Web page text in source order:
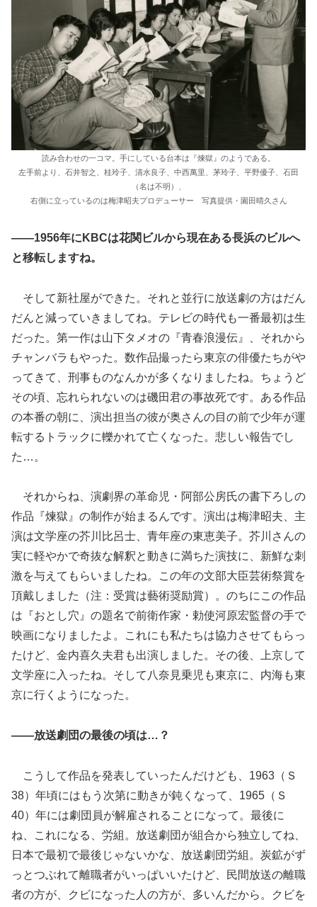
読み合わせの一コマ。手にしている台本は『煉獄』のようである。
左手前より、石井智之、桂玲子、清水良子、中西萬里、茅玲子、平野優子、石田
（名は不明）、
右側に立っているのは梅津昭夫プロデューサー 写真提供・園田晴久さん
――1956年にKBCは花関ビルから現在ある長浜のビルへ
と移転しますね。
そして新社屋ができた。それと並行に放送劇の方はだん
だんと減っていきましてね。テレビの時代も一番最初は生
だった。第一作は山下タメオの『青春浪漫伝』、それから
チャンバラもやった。数作品撮ったら東京の俳優たちがや
ってきて、刑事ものなんかが多くなりましたね。ちょうど
その頃、忘れられないのは磯田君の事故死です。ある作品
の本番の朝に、演出担当の彼が奥さんの目の前で少年が運
転するトラックに轢かれて亡くなった。悲しい報告でし
た…。
それからね、演劇界の革命児・阿部公房氏の書下ろしの
作品『煉獄』の制作が始まるんです。演出は梅津昭夫、主
演は文学座の芥川比呂士、青年座の東恵美子。芥川さんの
実に軽やかで奇抜な解釈と動きに満ちた演技に、新鮮な刺
激を与えてもらいましたね。この年の文部大臣芸術祭賞を
頂戴しました（注：受賞は藝術奨励賞）。のちにこの作品
は『おとし穴』の題名で前衛作家・勅使河原宏監督の手で
映画になりましたよ。これにも私たちは協力させてもらっ
たけど、金内喜久夫君も出演しました。その後、上京して
文学座に入ったね。そして八奈見乗児も東京に、内海も東
京に行くようになった。
――放送劇団の最後の頃は…？
こうして作品を発表していったんだけども、1963（Ｓ
38）年頃にはもう次第に動きが鈍くなって、1965（Ｓ
40）年には劇団員が解雇されることになって。最後に
ね、これになる、労組。放送劇団が組合から独立してね、
日本で最初で最後じゃないかな、放送劇団労組。炭鉱がず
っとつぶれて離職者がいっぱいいたけど、民間放送の離職
者の方が、クビになった人の方が、多いんだから。クビを